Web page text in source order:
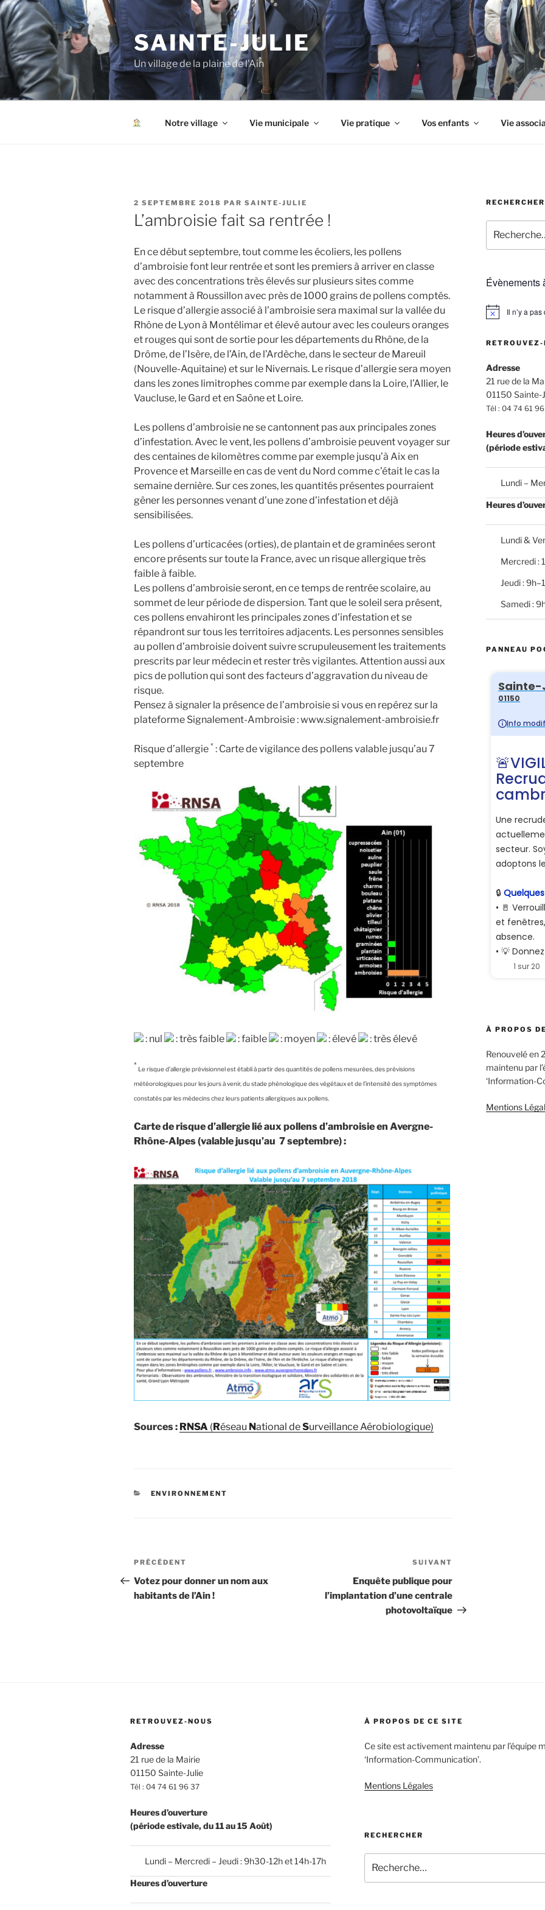
Aller
au
contenu
principal
SAINTE-JULIE
Un village de la plaine de l'Ain
Notre village Vie municipale Vie pratique Vos enfants Vie
PUBLIÉ
LE
2 SEPTEMBRE 2018 PAR SAINTE-JULIE
L’ambroisie fait sa rentrée !
En ce début septembre, tout comme les écoliers, les pollens
d’ambroisie font leur rentrée et sont les premiers à arriver en classe
avec des concentrations très élevés sur plusieurs sites comme
notamment à Roussillon avec près de 1000 grains de pollens comptés.
Le risque d’allergie associé à l’ambroisie sera maximal sur la vallée du
Rhône de Lyon à Montélimar et élevé autour avec les couleurs oranges
et rouges qui sont de sortie pour les départements du Rhône, de la
Drôme, de l’Isère, de l’Ain, de l’Ardèche, dans le secteur de Mareuil
(Nouvelle-Aquitaine) et sur le Nivernais. Le risque d’allergie sera moyen
dans les zones limitrophes comme par exemple dans la Loire, l’Allier, le
Vaucluse, le Gard et en Saône et Loire.
Les pollens d’ambroisie ne se cantonnent pas aux principales zones
d’infestation. Avec le vent, les pollens d’ambroisie peuvent voyager sur
des centaines de kilomètres comme par exemple jusqu’à Aix en
Provence et Marseille en cas de vent du Nord comme c’était le cas la
semaine dernière. Sur ces zones, les quantités présentes pourraient
gêner les personnes venant d’une zone d’infestation et déjà
sensibilisées.
Les pollens d’urticacées (orties), de plantain et de graminées seront
encore présents sur toute la France, avec un risque allergique très
faible à faible.
Les pollens d’ambroisie seront, en ce temps de rentrée scolaire, au
sommet de leur période de dispersion. Tant que le soleil sera présent,
ces pollens envahiront les principales zones d’infestation et se
répandront sur tous les territoires adjacents. Les personnes sensibles
au pollen d’ambroisie doivent suivre scrupuleusement les traitements
prescrits par leur médecin et rester très vigilantes. Attention aussi aux
pics de pollution qui sont des facteurs d’aggravation du niveau de
risque.
Pensez à signaler la présence de l’ambroisie si vous en repérez sur la
plateforme Signalement-Ambroisie : www.signalement-ambroisie.fr
Risque d’allergie * : Carte de vigilance des pollens valable jusqu’au 7
septembre
: nul : très faible : faible : moyen : élevé : très élevé
* Le risque d’allergie prévisionnel est établi à partir des quantités de pollens mesurées, des prévisions
météorologiques pour les jours à venir, du stade phénologique des végétaux et de l’intensité des symptômes
constatés par les médecins chez leurs patients allergiques aux pollens.
Carte de risque d’allergie lié aux pollens d’ambroisie en Avergne-
Rhône-Alpes (valable jusqu’au 7 septembre) :
Sources : RNSA (Réseau National deSurveillance Aérobiologique)
CATÉGORIES
ENVIRONNEMENT
Navigation
de
l’article
Article
précédent
PRÉCÉDENT
Votez pour donner un nom aux
habitants de l’Ain !
suivant
SUIVANT
Enquête publique pour
l’implantation d’une centrale
photovoltaïque
RECHERCHER
pour
:
Évènements
N
i
e
Il n’y a
RETROUVEZ-
Adresse
21 rue de la
01150 Sainte-
Tél : 04 74 61
Heures
(période
Lundi –
Heures
Lundi &
Mercredi :
Jeudi :
Samedi :
PANNEAU
À PROPOS
Renouvelé en
maintenu par
‘Information-
Mentions
RETROUVEZ-NOUS
Adresse
21 rue de la Mairie
01150 Sainte-Julie
Tél : 04 74 61 96 37
Heures d’ouverture
(période estivale, du 11 au 15 Août)
Lundi – Mercredi – Jeudi : 9h30-12h et 14h-17h
Heures d’ouverture
À PROPOS DE CE SITE
Ce site est activement maintenu par l’équipe
‘Information-Communication’.
Mentions Légales
RECHERCHER
pour
: